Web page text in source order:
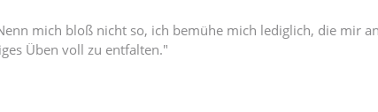
mich bloß nicht so, ich bemühe mich lediglich, die mir
Üben voll zu entfalten."